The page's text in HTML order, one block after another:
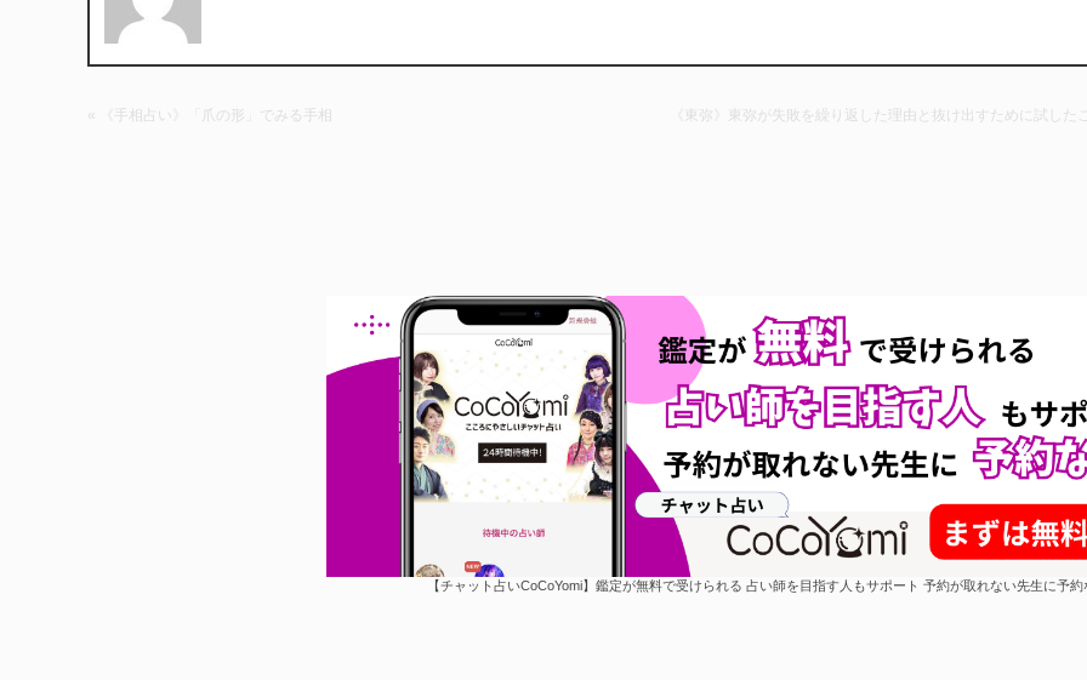
« 《手相占い》「爪の形」でみる手相 《東弥》東弥が失敗を繰り返した理由と抜け出すために試した
【チャット占いCoCoYomi】鑑定が無料で受けられる 占い師を目指す人もサポート 予約が取れない先生に予